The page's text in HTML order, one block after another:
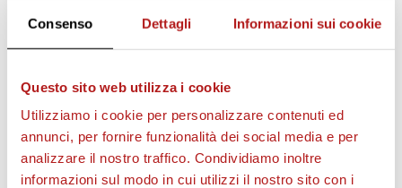
Consenso Dettagli Informazioni sui cookie
Questo sito web utilizza i cookie
Utilizziamo i cookie per personalizzare contenuti ed
annunci, per fornire funzionalità dei social media e per
analizzare il nostro traffico. Condividiamo inoltre
informazioni sul modo in cui utilizzi il nostro sito con i
BIGLIETTI